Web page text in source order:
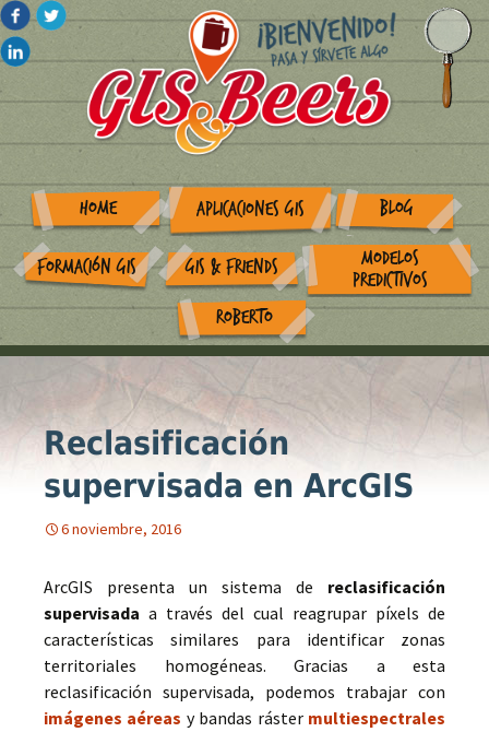
HOME APLICACIONES GIS BLOG
FORMACIÓN GIS GIS & FRIENDS
MODELOS
PREDICTIVOS
ROBERTO
Reclasificación
supervisada en ArcGIS
6 noviembre, 2016
ArcGIS presenta un sistema de reclasificación
supervisada a través del cual reagrupar píxels de
características similares para identificar zonas
territoriales homogéneas. Gracias a esta
reclasificación supervisada, podemos trabajar con
imágenes aéreas y bandas ráster multiespectrales